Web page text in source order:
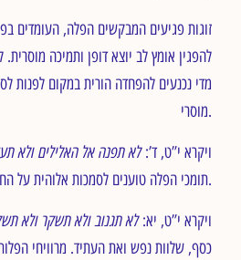
זוגות פגיעים המבקשים הפלה, העומדים
להפגין אומץ לב יוצא דופן ותמיכה
מדי נכנעים להפחדה הורית במקום לפנות
מוסרי.
ויקרא י”ט, ד’:לא תפנה אל האלילים ולא
תומכי הפלה טוענים לסמכות אלוהית על החיים והמוות. יש לדחותם.
ויקרא י”ט, יא:לא תגנוב ולא תשקר ולא
כסף, שלוות נפש ואת העתיד. מרוויחי